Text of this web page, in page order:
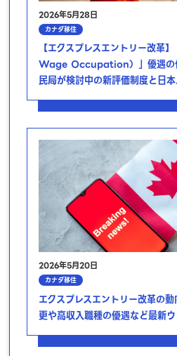
2026年5月28日
カナダ移住
【エクスプレスエントリー改革
Wage Occupation）」優遇の
民局が検討中の新評価制度と日
2026年5月20日
カナダ移住
エクスプレスエントリー改革の
更や高収入職種の優遇など最新